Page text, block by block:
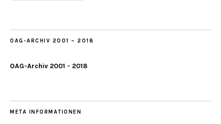
OAG-ARCHIV 2001 – 2018
OAG-Archiv 2001 - 2018
META INFORMATIONEN